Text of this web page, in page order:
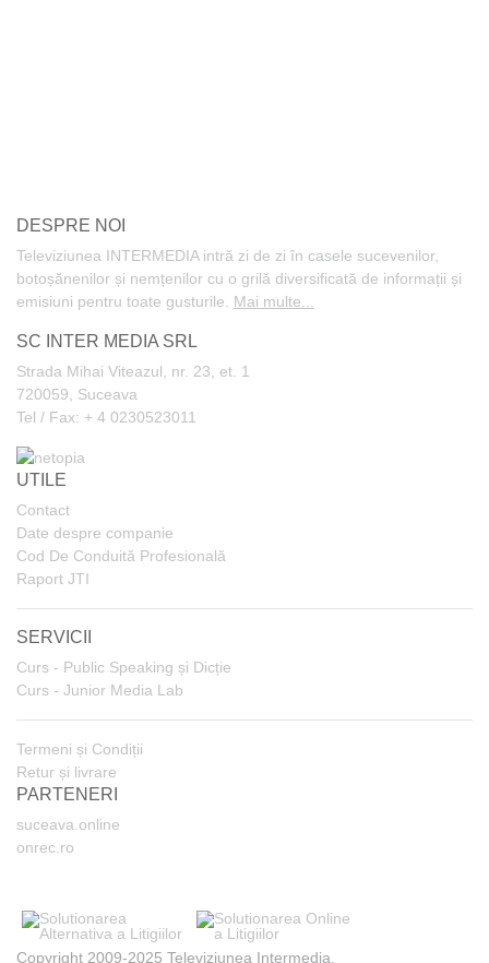
DESPRE NOI
Televiziunea INTERMEDIA intră zi de zi în casele sucevenilor,
botoșănenilor și nemțenilor cu o grilă diversificată de informații și
emisiuni pentru toate gusturile. Mai multe...
SC INTER MEDIA SRL
Strada Mihai Viteazul, nr. 23, et. 1
720059, Suceava
Tel / Fax: + 4 0230523011
UTILE
Contact
Date despre companie
Cod De Conduită Profesională
Raport JTI
SERVICII
Curs - Public Speaking și Dicție
Curs - Junior Media Lab
Termeni și Condiții
Retur și livrare
PARTENERI
suceava.online
onrec.ro
Copyright 2009-2025 Televiziunea Intermedia.